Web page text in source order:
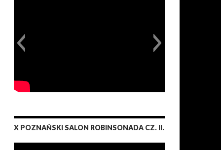
X POZNAŃSKI SALON ROBINSONADA CZ. II.